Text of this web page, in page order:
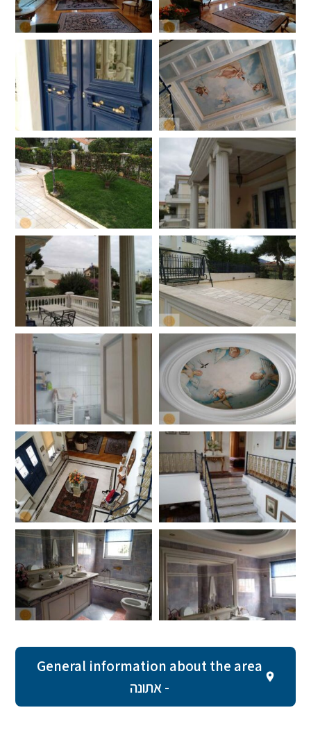
General information about the area
- אתונה